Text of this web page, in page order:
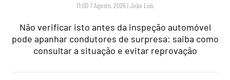
11:00 7 Agosto, 2026 |João Luís
Não verificar isto antes da inspeção automóvel
pode apanhar condutores de surpresa: saiba como
consultar a situação e evitar reprovação